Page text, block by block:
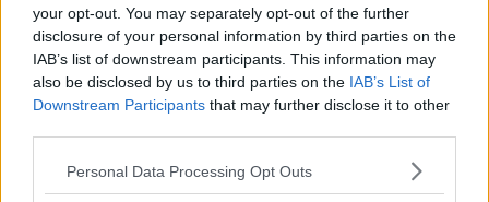
your opt-out. You may separately opt-out of the further
disclosure of your personal information by third parties on the
IAB’s list of downstream participants. This information may
also be disclosed by us to third parties on the IAB’s List of
Downstream Participants that may further disclose it to other
Please note that this website/app uses one or more Google
Personal Data Processing Opt Outs